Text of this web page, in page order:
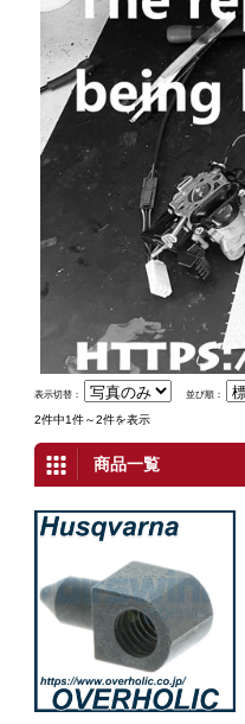
表示切替： 並び順：
2件中1件～2件を表示
商品一覧